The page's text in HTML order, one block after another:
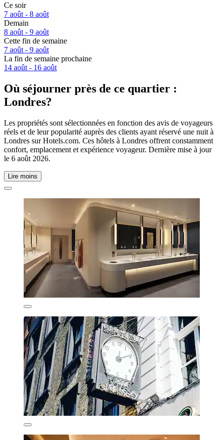
Ce soir
7 août - 8 août
Demain
8 août - 9 août
Cette fin de semaine
7 août - 9 août
La fin de semaine prochaine
14 août - 16 août
Où séjourner près de ce quartier :
Londres?
Les propriétés sont sélectionnées en fonction des avis de voyageurs
réels et de leur popularité auprès des clients ayant réservé une nuit à
Londres sur Hotels.com. Ces hôtels à Londres offrent constamment
confort, emplacement et expérience voyageur. Dernière mise à jour
le 6 août 2026.
Lire moins